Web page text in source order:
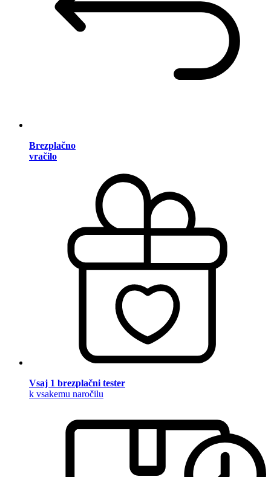
Brezplačno
vračilo
Vsaj 1 brezplačni tester
k vsakemu naročilu